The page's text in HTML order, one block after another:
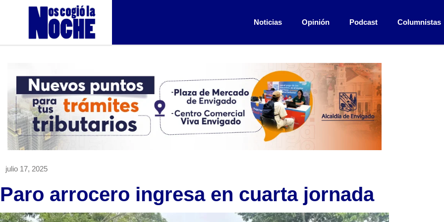
Noticias Opinión Podcast Columnistas
julio 17, 2025
Paro arrocero ingresa en cuarta jornada